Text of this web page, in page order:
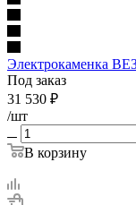
Электрокаменка
Под заказ
31 530 ₽
/шт
В корзину